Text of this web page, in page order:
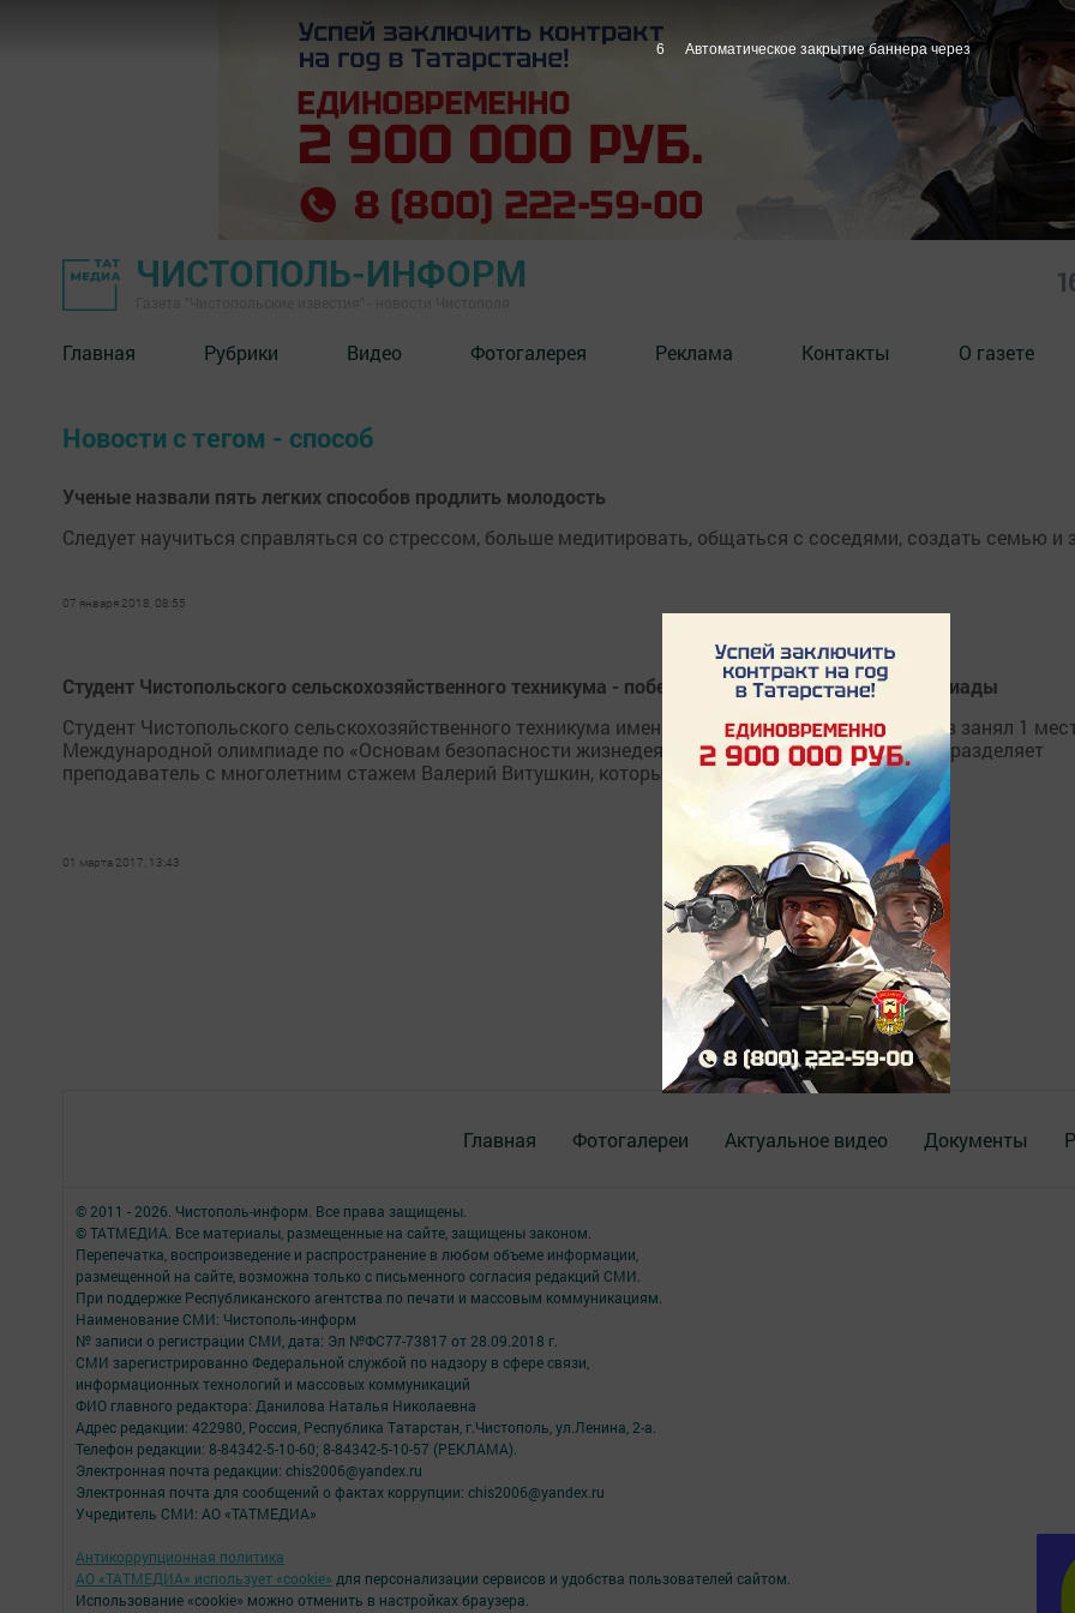
ЧИСТОПОЛЬ-ИНФОРМ
Главная Рубрики Видео Фотогалерея Реклама Контакты О газете
Новости с тегом - способ
Ученые назвали пять легких способов продлить молодость
Следует научиться справляться со стрессом, больше медитировать, общаться с соседями, создать семью и
07 января 2018, 08:55
Студент Чистопольского сельскохозяйственного техникума - победитель Международной олимпиады
Студент Чистопольского сельскохозяйственного техникума имени Г.И.Усманова Сергей Бешенцев занял 1
Международной олимпиаде по «Основам безопасности жизнедеятельности». Его успех по праву разделяет
преподаватель с многолетним стажем Валерий Витушкин, который готовил студента.
01 марта 2017, 13:43
Главная Фотогалереи Актуальное видео Документы
© 2011 - 2026. Чистополь-информ. Все права защищены.
© ТАТМЕДИА. Все материалы, размещенные на сайте, защищены законом.
Перепечатка, воспроизведение и распространение в любом объеме информации,
размещенной на сайте, возможна только с письменного согласия редакций СМИ.
При поддержке Республиканского агентства по печати и массовым коммуникациям.
Наименование СМИ: Чистополь-информ
№ записи о регистрации СМИ, дата: Эл №ФС77-73817 от 28.09.2018 г.
СМИ зарегистрированно Федеральной службой по надзору в сфере связи,
информационных технологий и массовых коммуникаций
ФИО главного редактора: Данилова Наталья Николаевна
Адрес редакции: 422980, Россия, Республика Татарстан, г.Чистополь, ул.Ленина, 2-а.
Телефон редакции: 8-84342-5-10-60; 8-84342-5-10-57 (РЕКЛАМА).
Электронная почта редакции: chis2006@yandex.ru
Электронная почта для сообщений о фактах коррупции: chis2006@yandex.ru
Учредитель СМИ: АО «ТАТМЕДИА»
Антикоррупционная политика
АО «ТАТМЕДИА» использует «cookie» для персонализации сервисов и удобства пользователей сайтом.
Использование «cookie» можно отменить в настройках браузера.
6 Автоматическое закрытие баннера через